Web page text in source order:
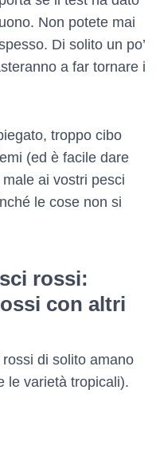
Non potete mai
Di solito un po’
a far tornare i
troppo cibo
(ed è facile dare
ai vostri pesci
le cose non si
rossi:
con altri
di solito amano
le varietà tropicali).